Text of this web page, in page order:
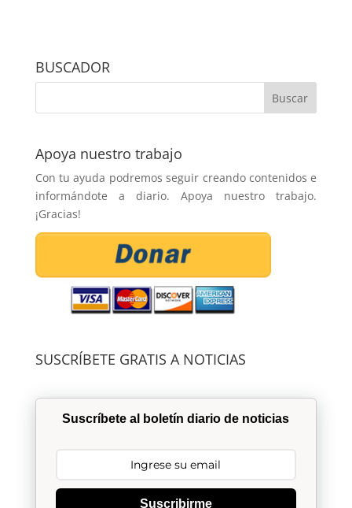
BUSCADOR
Apoya nuestro trabajo
Con tu ayuda podremos seguir creando contenidos e
informándote a diario. Apoya nuestro trabajo.
¡Gracias!
SUSCRÍBETE GRATIS A NOTICIAS
Suscríbete al boletín diario de noticias
Suscribirme